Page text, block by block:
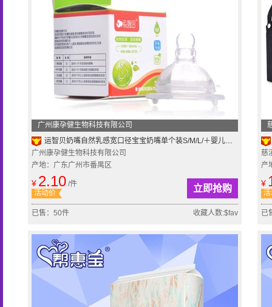
广州康孕健生物科技有限公司
运智贝奶嘴自然乳感宽口径宝宝奶嘴单个装S/M/L/＋婴儿硅胶仿真
广州康孕健生物科技有限公司
产地：广东广州市番禺区
¥ 2.10 /件
活动价
立即抢购
已售：50件 收藏人数:$fav
慈
产
¥
已